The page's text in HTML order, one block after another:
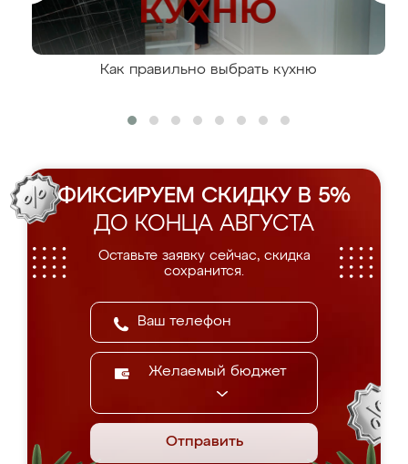
Как правильно выбрать кухню
ФИКСИРУЕМ СКИДКУ В 5%
ДО КОНЦА АВГУСТА
Оставьте заявку сейчас, скидка
сохранится.
Желаемый бюджет
Отправить